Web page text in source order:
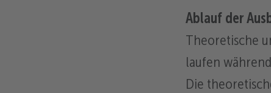
Ablauf der
Theoretische
laufen
Die